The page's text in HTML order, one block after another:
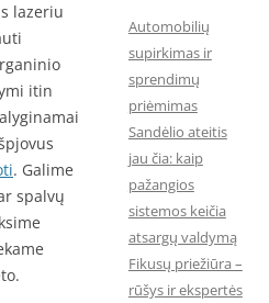
lazeriu
itin
. Galime
spalvų
Automobilių
supirkimas ir
sprendimų
priėmimas
Sandėlio ateitis
jau čia: kaip
pažangios
sistemos keičia
atsargų valdymą
Fikusų priežiūra –
rūšys ir ekspertės